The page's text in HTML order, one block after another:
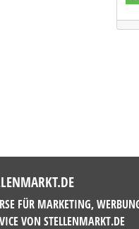
FÜR MARKETING,
VON STELLENMARKT.DE